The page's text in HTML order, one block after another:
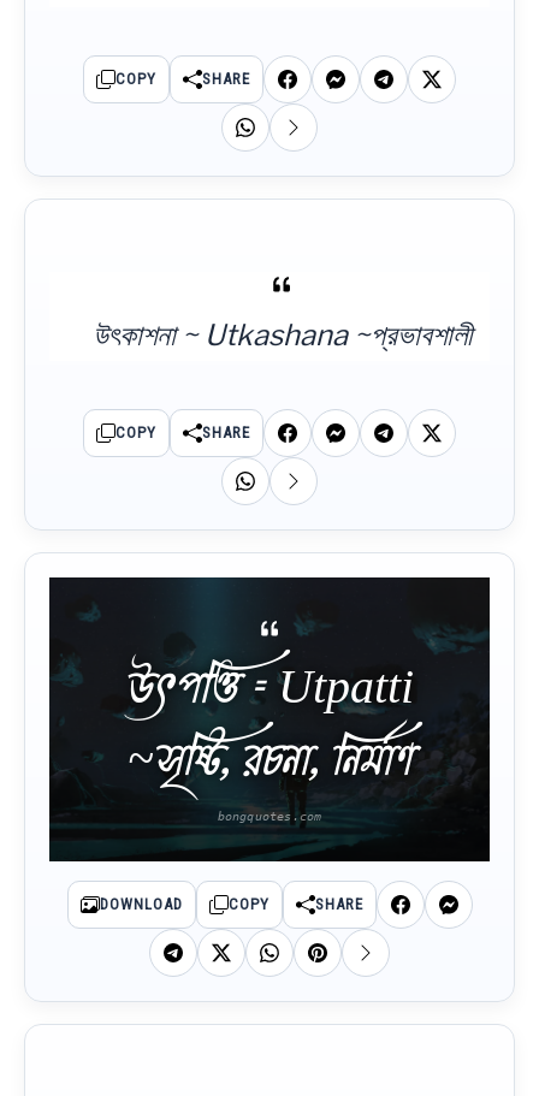
COPY SHARE
উৎকাশনা ~ Utkashana ~প্রভাবশালী
COPY SHARE
উৎপত্তি = Utpatti
~সৃষ্টি, রচনা, নির্মাণ
DOWNLOAD COPY SHARE